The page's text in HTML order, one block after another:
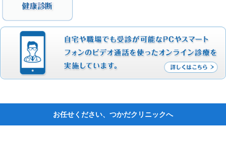
お任せください、つかだクリニックへ